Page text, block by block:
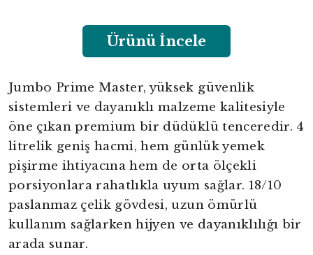
Ürünü İncele
Jumbo Prime Master, yüksek güvenlik
sistemleri ve dayanıklı malzeme kalitesiyle
öne çıkan premium bir düdüklü tenceredir. 4
litrelik geniş hacmi, hem günlük yemek
pişirme ihtiyacına hem de orta ölçekli
porsiyonlara rahatlıkla uyum sağlar. 18/10
paslanmaz çelik gövdesi, uzun ömürlü
kullanım sağlarken hijyen ve dayanıklılığı bir
arada sunar.